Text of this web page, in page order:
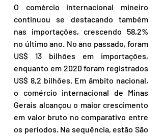
O comércio internacional mineiro
continuou se destacando também
nas importações, crescendo 58,2%
no último ano. No ano passado, foram
US$ 13 bilhões em importações,
enquanto em 2020 foram registrados
US$ 8,2 bilhões. Em âmbito nacional,
o comércio internacional de Minas
Gerais alcançou o maior crescimento
em valor bruto no comparativo entre
os períodos. Na sequência, estão São